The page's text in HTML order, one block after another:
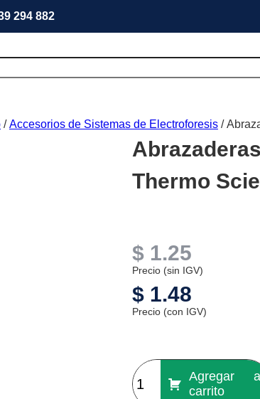
294 882
/Accesorios de Sistemas de Electroforesis /
Thermo
$ 1.25
Precio (sin IGV)
$ 1.48
Precio (con IGV)
Agregar al
carrito